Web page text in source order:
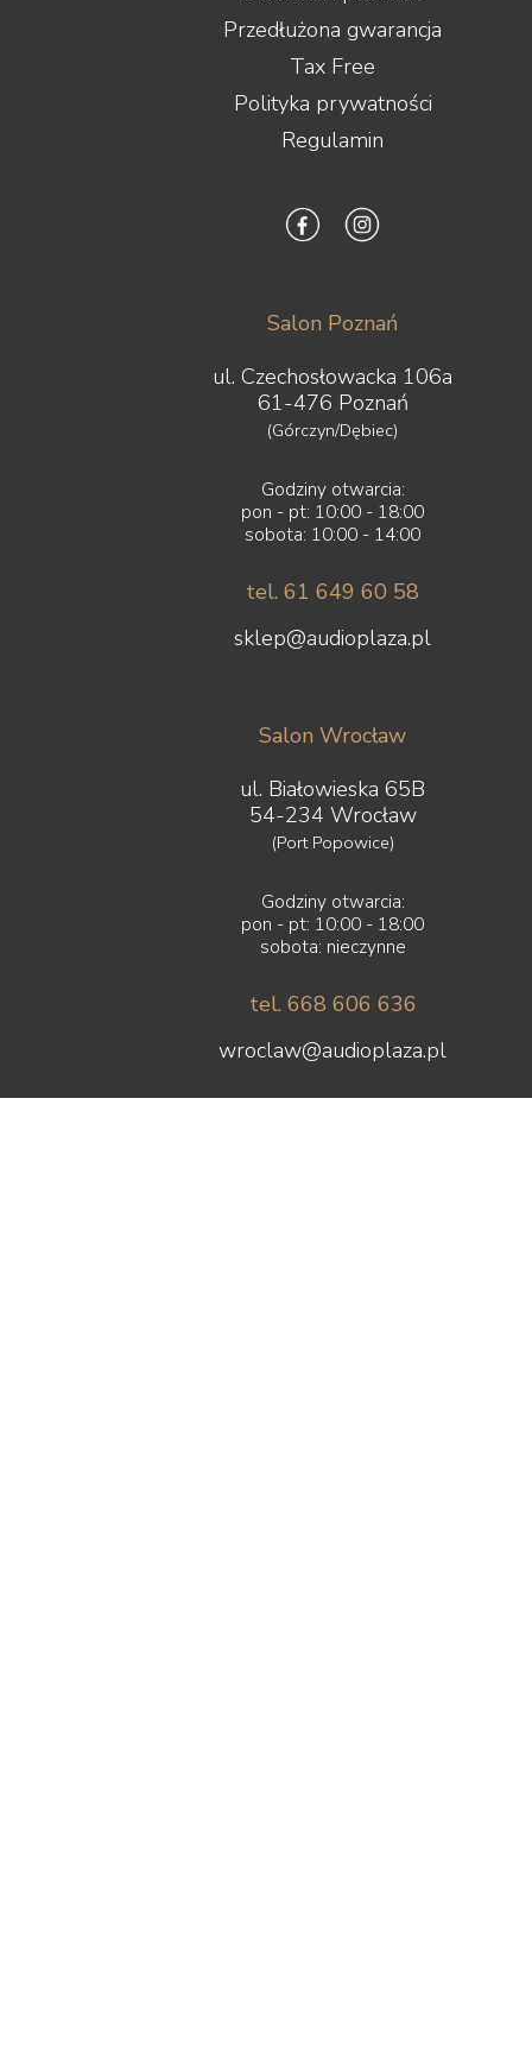
Przedłużona gwarancja
Tax Free
Polityka prywatności
Regulamin
Salon Poznań
ul. Czechosłowacka 106a
61-476 Poznań
(Górczyn/Dębiec)
Godziny otwarcia:
pon - pt: 10:00 - 18:00
sobota: 10:00 - 14:00
tel. 61 649 60 58
sklep@audioplaza.pl
Salon Wrocław
ul. Białowieska 65B
54-234 Wrocław
(Port Popowice)
Godziny otwarcia:
pon - pt: 10:00 - 18:00
sobota: nieczynne
tel. 668 606 636
wroclaw@audioplaza.pl